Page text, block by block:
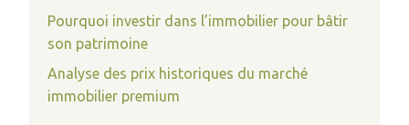
Pourquoi investir dans l’immobilier pour bâtir
son patrimoine
Analyse des prix historiques du marché
immobilier premium